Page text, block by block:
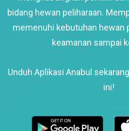
bidang hewan peliharaan.
memenuhi kebutuhan hewan
keamanan sampai
Unduh Aplikasi Anabul
ini!